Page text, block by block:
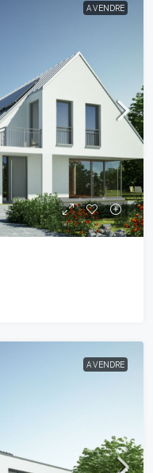
A VENDRE
A VENDRE